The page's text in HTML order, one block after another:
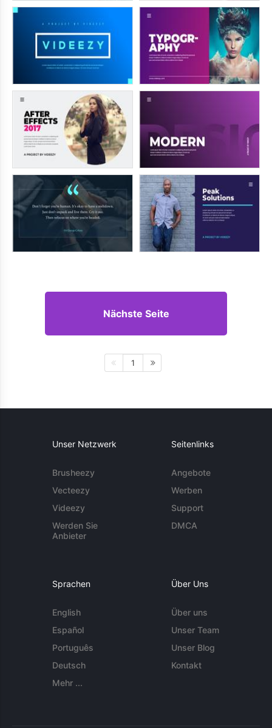
Nächste Seite
1
Unser Netzwerk
Brusheezy
Vecteezy
Videezy
Werden Sie
Anbieter
Seitenlinks
Angebote
Werben
Support
DMCA
Sprachen
English
Español
Português
Deutsch
Mehr ...
Über Uns
Über uns
Unser Team
Unser Blog
Kontakt